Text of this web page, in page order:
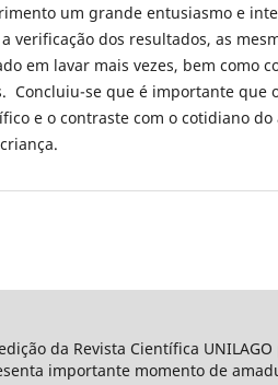
um grande entusiasmo e
verificação dos resultados, as
em lavar mais vezes, bem como
Concluiu-se que é importante que
e o contraste com o cotidiano
da Revista Científica
importante momento de